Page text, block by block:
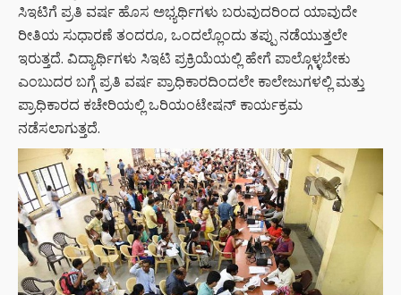
ಸಿಇಟಿಗೆ ಪ್ರತಿ ವರ್ಷ ಹೊಸ ಅಭ್ಯರ್ಥಿಗಳು ಬರುವುದರಿಂದ ಯಾವುದೇ
ರೀತಿಯ ಸುಧಾರಣೆ ತಂದರೂ, ಒಂದಲ್ಲೊಂದು ತಪ್ಪು ನಡೆಯುತ್ತಲೇ
ಇರುತ್ತದೆ. ವಿದ್ಯಾರ್ಥಿಗಳು ಸಿಇಟಿ ಪ್ರಕ್ರಿಯೆಯಲ್ಲಿ ಹೇಗೆ ಪಾಲ್ಗೊಳ್ಳಬೇಕು
ಎಂಬುದರ ಬಗ್ಗೆ ಪ್ರತಿ ವರ್ಷ ಪ್ರಾಧಿಕಾರದಿಂದಲೇ ಕಾಲೇಜುಗಳಲ್ಲಿ ಮತ್ತು
ಪ್ರಾಧಿಕಾರದ ಕಚೇರಿಯಲ್ಲಿ ಒರಿಯಂಟೇಷನ್‌ ಕಾರ್ಯಕ್ರಮ
ನಡೆಸಲಾಗುತ್ತದೆ.